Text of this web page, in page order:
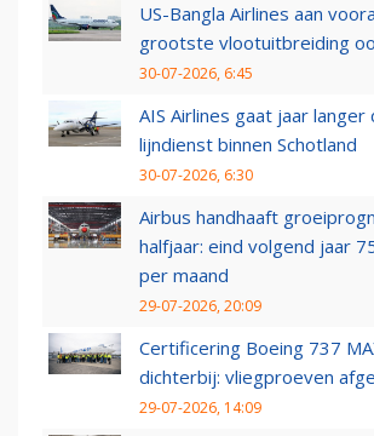
US-Bangla Airlines aan
grootste vlootuitbreiding
30-07-2026, 6:45
AIS Airlines gaat jaar
lijndienst binnen Schotland
30-07-2026, 6:30
Airbus handhaaft
halfjaar: eind volgend jaar
per maand
29-07-2026, 20:09
Certificering Boeing 737
dichterbij: vliegproeven
29-07-2026, 14:09